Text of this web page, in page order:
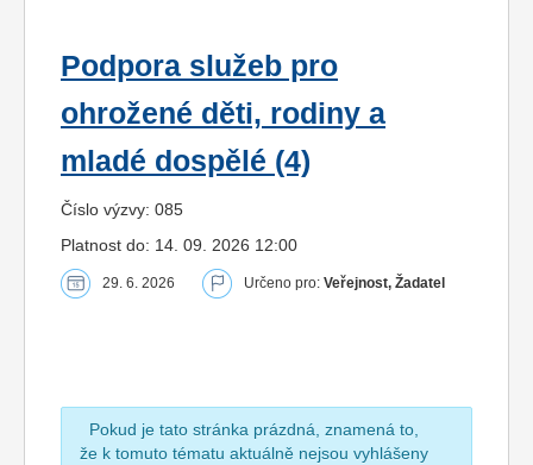
Podpora služeb pro
ohrožené děti, rodiny a
mladé dospělé (4)
Číslo výzvy: 085
Platnost do: 14. 09. 2026 12:00
29. 6. 2026 Určeno pro: Veřejnost, Žadatel
Pokud je tato stránka prázdná, znamená to,
že k tomuto tématu aktuálně nejsou vyhlášeny